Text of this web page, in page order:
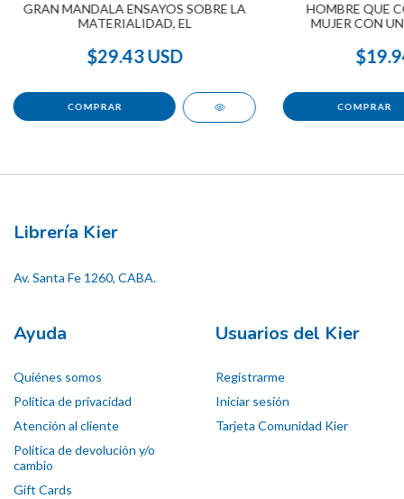
GRAN MANDALA ENSAYOS SOBRE LA
MATERIALIDAD, EL
$29.43 USD
HOMBRE QUE
MUJER CON
Librería Kier
Av. Santa Fe 1260, CABA.
Ayuda
Quiénes somos
Política de privacidad
Atención al cliente
Política de devolución y/o
cambio
Gift Cards
Usuarios del Kier
Registrarme
Iniciar sesión
Tarjeta Comunidad Kier